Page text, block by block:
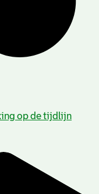
op de tijdlijn